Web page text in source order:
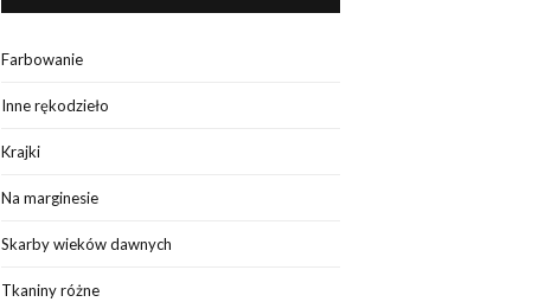
Farbowanie
Inne rękodzieło
Krajki
Na marginesie
Skarby wieków dawnych
Tkaniny różne